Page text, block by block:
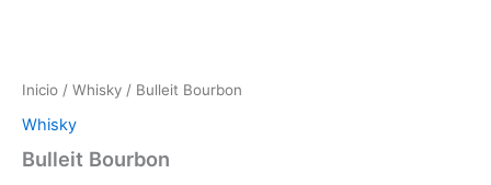
Inicio / Whisky / Bulleit Bourbon
Whisky
Bulleit Bourbon